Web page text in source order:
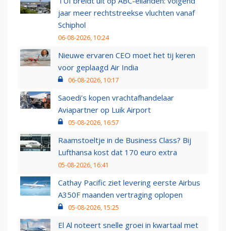
jaar meer rechtstreekse vluchten vanaf
Schiphol
06-08-2026, 10:24
Nieuwe ervaren CEO moet het tij keren
voor geplaagd Air India
06-08-2026, 10:17
Saoedi’s kopen vrachtafhandelaar
Aviapartner op Luik Airport
05-08-2026, 16:57
Raamstoeltje in de Business Class? Bij
Lufthansa kost dat 170 euro extra
05-08-2026, 16:41
Cathay Pacific ziet levering eerste Airbus
A350F maanden vertraging oplopen
05-08-2026, 15:25
El Al noteert snelle groei in kwartaal met